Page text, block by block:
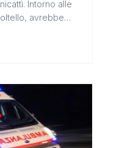
Intorno alle
avrebbe